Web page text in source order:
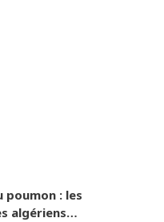
poumon : les
algériens…